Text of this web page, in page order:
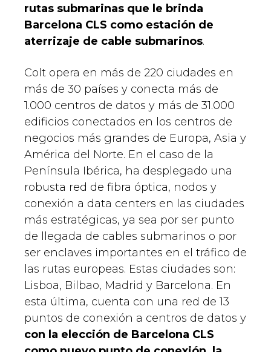
rutas submarinas que le brinda
Barcelona CLS como estación de
aterrizaje de cable submarinos.
Colt opera en más de 220 ciudades en
más de 30 países y conecta más de
1.000 centros de datos y más de 31.000
edificios conectados en los centros de
negocios más grandes de Europa, Asia y
América del Norte. En el caso de la
Península Ibérica, ha desplegado una
robusta red de fibra óptica, nodos y
conexión a data centers en las ciudades
más estratégicas, ya sea por ser punto
de llegada de cables submarinos o por
ser enclaves importantes en el tráfico de
las rutas europeas. Estas ciudades son:
Lisboa, Bilbao, Madrid y Barcelona. En
esta última, cuenta con una red de 13
puntos de conexión a centros de datos y
con la elección de Barcelona CLS